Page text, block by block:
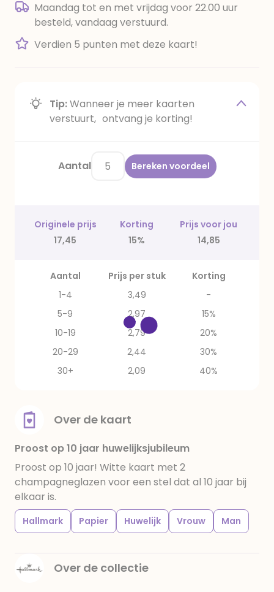
Maandag tot en met vrijdag voor 22.00 uur
besteld, vandaag verstuurd.
Verdien 5 punten met deze kaart!
Tip:Wanneer je meer kaarten
verstuurt, ontvang je korting!
Aantal Bereken voordeel
Originele prijs Korting
Prijs voor jou
17,45
15% 14,85
Aantal Prijs per stuk
Korting
1-4
3,49
-
5-9
2,97
15%
10-19
2,79
20%
20-29
2,44
30%
30+
2,09 40%
Over de kaart
Proost op 10 jaar huwelijksjubileum
Proost op 10 jaar! Witte kaart met 2
champagneglazen voor een stel dat al 10 jaar bij
elkaar is.
Hallmark Papier Huwelijk Vrouw Man
Over de collectie